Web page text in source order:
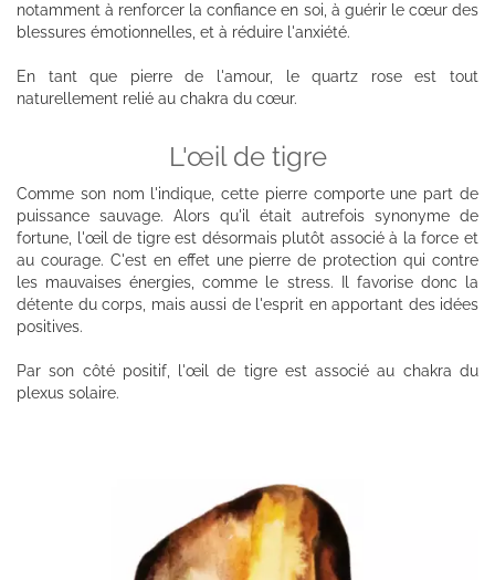
notamment à renforcer la confiance en soi, à guérir le cœur des
blessures émotionnelles, et à réduire l'anxiété.
En tant que pierre de l'amour, le quartz rose est tout
naturellement relié au chakra du cœur.
L'œil de tigre
Comme son nom l'indique, cette pierre comporte une part de
puissance sauvage. Alors qu'il était autrefois synonyme de
fortune, l'œil de tigre est désormais plutôt associé à la force et
au courage. C'est en effet une pierre de protection qui contre
les mauvaises énergies, comme le stress. Il favorise donc la
détente du corps, mais aussi de l'esprit en apportant des idées
positives.
Par son côté positif, l'œil de tigre est associé au chakra du
plexus solaire.